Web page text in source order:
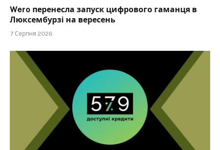
Wero перенесла запуск цифрового гаманця в
Люксембурзі на вересень
7 Серпня 2026